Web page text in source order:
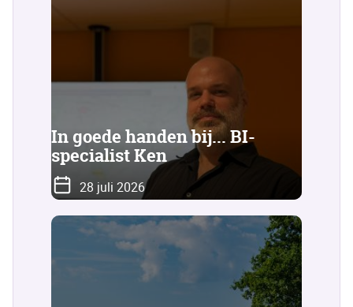
In goede handen bij... BI-
specialist Ken
28 juli 2026